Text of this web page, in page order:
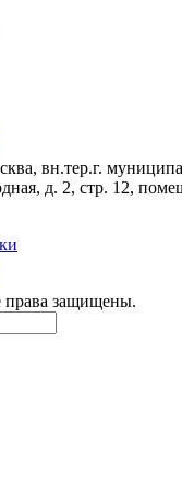
вн.тер.г.
д. 2, стр. 12,
права защищены.